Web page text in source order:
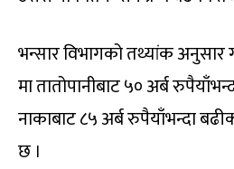
भन्सार विभागको तथ्यांक अनुसार
मा तातोपानीबाट ५० अर्ब
नाकाबाट ८५ अर्ब रुपैयाँभन्दा
छ ।